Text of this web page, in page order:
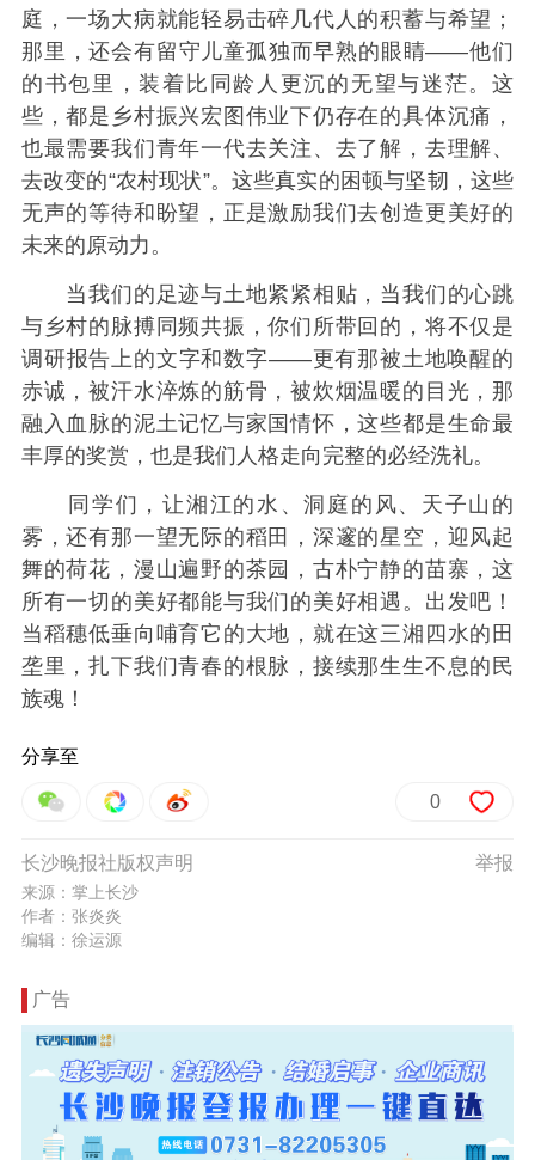
庭，一场大病就能轻易击碎几代人的积蓄与希望；
那里，还会有留守儿童孤独而早熟的眼睛——他们
的书包里，装着比同龄人更沉的无望与迷茫。这
些，都是乡村振兴宏图伟业下仍存在的具体沉痛，
也最需要我们青年一代去关注、去了解，去理解、
去改变的“农村现状”。这些真实的困顿与坚韧，这些
无声的等待和盼望，正是激励我们去创造更美好的
未来的原动力。
当我们的足迹与土地紧紧相贴，当我们的心跳
与乡村的脉搏同频共振，你们所带回的，将不仅是
调研报告上的文字和数字——更有那被土地唤醒的
赤诚，被汗水淬炼的筋骨，被炊烟温暖的目光，那
融入血脉的泥土记忆与家国情怀，这些都是生命最
丰厚的奖赏，也是我们人格走向完整的必经洗礼。
同学们，让湘江的水、洞庭的风、天子山的
雾，还有那一望无际的稻田，深邃的星空，迎风起
舞的荷花，漫山遍野的茶园，古朴宁静的苗寨，这
所有一切的美好都能与我们的美好相遇。出发吧！
当稻穗低垂向哺育它的大地，就在这三湘四水的田
垄里，扎下我们青春的根脉，接续那生生不息的民
族魂！
分享至
0
举报
长沙晚报社版权声明
来源：掌上长沙
作者：张炎炎
编辑：徐运源
广告